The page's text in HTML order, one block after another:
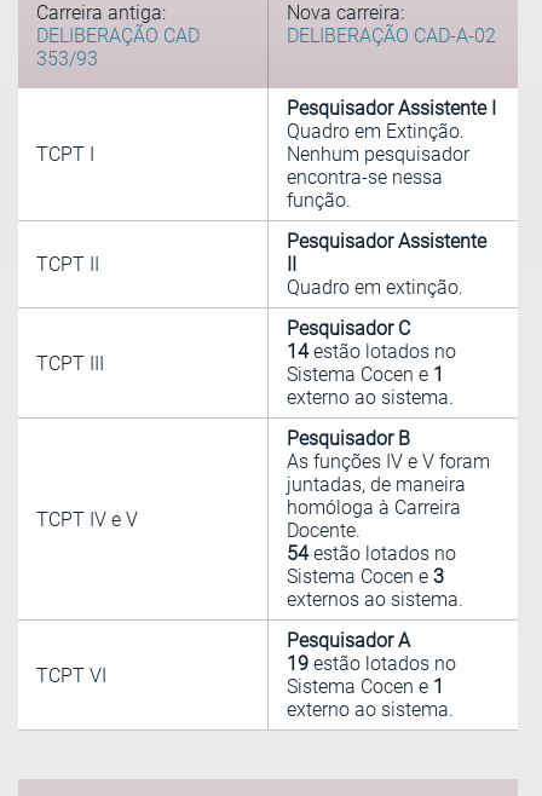
Carreira antiga:
DELIBERAÇÃO CAD
353/93
Nova carreira:
DELIBERAÇÃO CAD-A-02
TCPT I
Pesquisador Assistente I
Quadro em Extinção.
Nenhum pesquisador
encontra-se nessa
função.
TCPT II
Pesquisador Assistente
II
Quadro em extinção.
TCPT III
Pesquisador C
14estão lotados no
Sistema Cocen e 1
externo ao sistema.
TCPT IV e V
Pesquisador B
As funções IV e V foram
juntadas, de maneira
homóloga à Carreira
Docente.
54estão lotados no
Sistema Cocen e 3
externos ao sistema.
TCPT VI
Pesquisador A
19 estão lotados no
Sistema Cocen e 1
externo ao sistema.